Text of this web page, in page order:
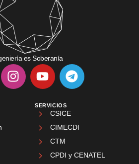
es Soberanía
SERVICIOS
CSICE
CIMECDI
CTM
CPDI y CENATEL